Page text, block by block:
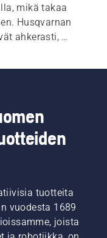
mikä takaa
Husqvarnan
ahkerasti,
avulla.
että
kunnossa
laajaan
aina juuri
tuotteita
vuodesta 1689
joista